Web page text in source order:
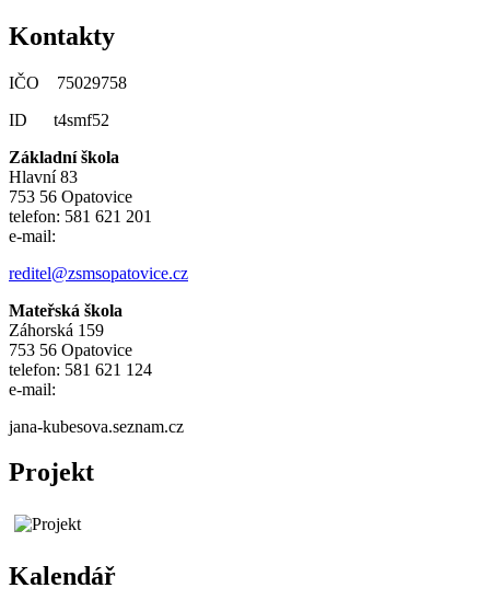
Kontakty
IČO 75029758
ID t4smf52
Základní škola
Hlavní 83
753 56 Opatovice
telefon: 581 621 201
e-mail:
reditel@zsmsopatovice.cz
Mateřská škola
Záhorská 159
753 56 Opatovice
telefon: 581 621 124
e-mail:
jana-kubesova.seznam.cz
Projekt
Kalendář